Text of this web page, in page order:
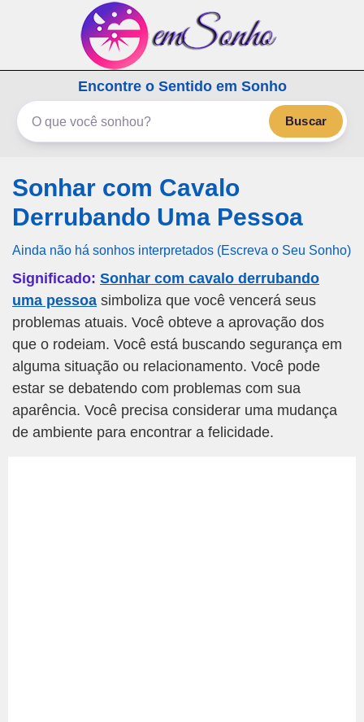
emSonho.com
Os sonhos significam mais
Encontre o Sentido em Sonho
Buscar
Sonhar com Cavalo
Derrubando Uma Pessoa
Ainda não há sonhos interpretados (Escreva o Seu Sonho)
Significado: Sonhar com cavalo derrubando
uma pessoa simboliza que você vencerá seus
problemas atuais. Você obteve a aprovação dos
que o rodeiam. Você está buscando segurança em
alguma situação ou relacionamento. Você pode
estar se debatendo com problemas com sua
aparência. Você precisa considerar uma mudança
de ambiente para encontrar a felicidade.